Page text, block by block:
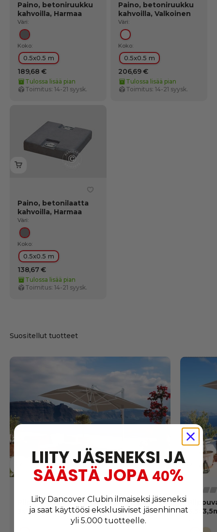
Paino, betoniruukku
kahvoilla, Harmaa
Väri:
Harmaa
Koko:
0.5x0.5 m
189,68 €
Tulossa lisää pian
Toimitus: 14-21 syysk.
Paino, betoniruukku
kahvoilla, Valkoinen
Väri:
Valkoinen
Koko:
0.5x0.5 m
206,69 €
Tulossa lisää pian
Toimitus: 14-21 syysk.
Paino, betonilaatta
kahvoilla, Harmaa
Väri:
Harmaa
Koko:
0.5x0.5 m
138,67 €
Tulossa lisää pian
Toimitus: 14-21 syysk.
Riippuva aurinkovarjo Galileo White,
3x3m, Harmaa taupe
LIITY JÄSENEKSI JA
SÄÄSTÄ JOPA 40%
Liity Dancover Clubin ilmaiseksi jäseneksi
ja saat käyttöösi eksklusiiviset jäsenhinnat
yli 5.000 tuotteelle.